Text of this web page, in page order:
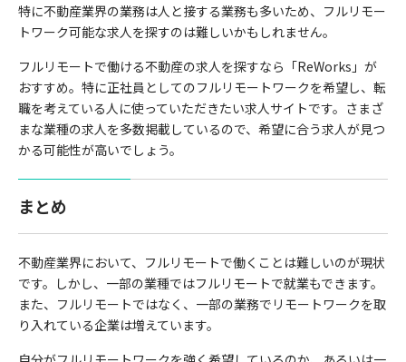
特に不動産業界の業務は人と接する業務も多いため、フルリモー
トワーク可能な求人を探すのは難しいかもしれません。
フルリモートで働ける不動産の求人を探すなら「ReWorks」が
おすすめ。特に正社員としてのフルリモートワークを希望し、転
職を考えている人に使っていただきたい求人サイトです。さまざ
まな業種の求人を多数掲載しているので、希望に合う求人が見つ
かる可能性が高いでしょう。
まとめ
不動産業界において、フルリモートで働くことは難しいのが現状
です。しかし、一部の業種ではフルリモートで就業もできます。
また、フルリモートではなく、一部の業務でリモートワークを取
り入れている企業は増えています。